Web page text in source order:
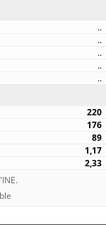
..
..
..
..
..
220
176
89
1,17
2,33